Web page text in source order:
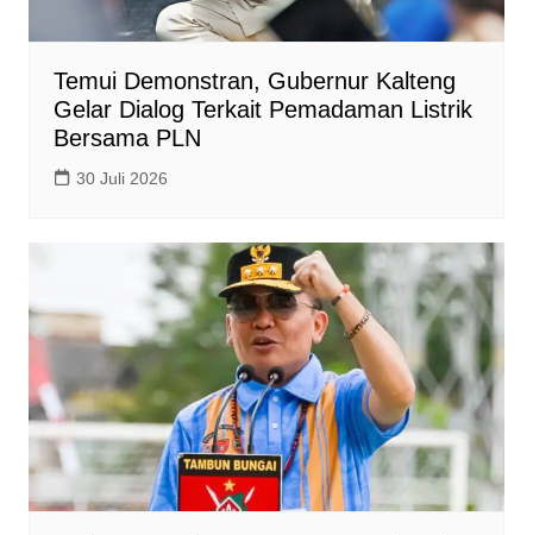
Temui Demonstran, Gubernur Kalteng
Gelar Dialog Terkait Pemadaman Listrik
Bersama PLN
30 Juli 2026